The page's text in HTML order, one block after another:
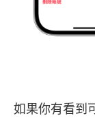
如果你有看到